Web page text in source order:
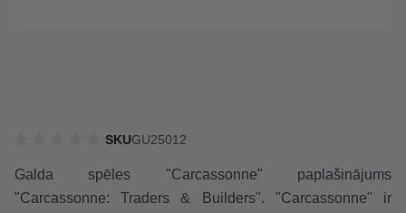
SKUGU25012
Galda spēles "Carcassonne" paplašinājums
"Carcassonne: Traders & Builders". "Carcassonne" ir